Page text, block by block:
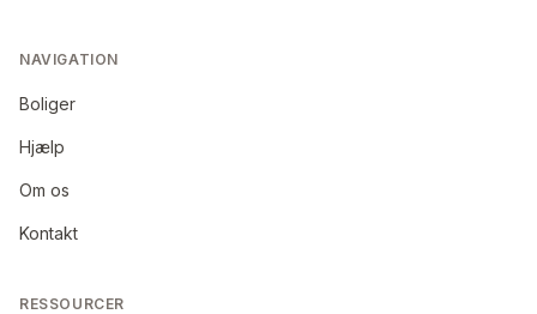
NAVIGATION
Boliger
Hjælp
Om os
Kontakt
RESSOURCER